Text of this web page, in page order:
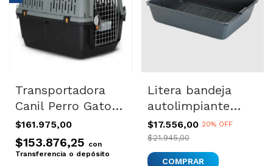
Transportadora
Canil Perro Gato
Avion Iata Bracco
Sprint 4
$161.975,00
$153.876,25 con
Transferencia o depósito
Litera bandeja
autolimpiante
sanitaria baño
Savic Litter
$17.556,00 20% OFF
$21.945,00